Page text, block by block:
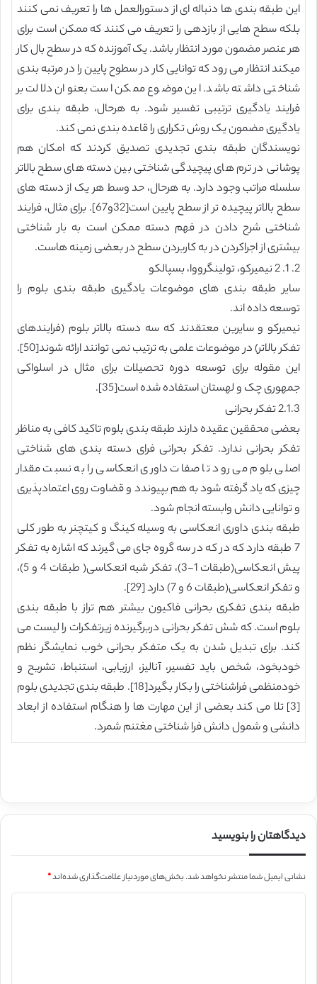
این طبقه بندی ها دنباله ای از دستورالعمل ها را تعریف نمی کنند
بلکه سطح هایی از بازدهی را تعریف می کنند که ممکن است برای
هر عنصر مضمون مورد انتظار باشد. یک آموزنده که در سطح بال کار
میکند انتظار می رود که توانایی کار در سطوح پایین را در مرتبه بندی
شناختی داشته باشد. این موضوع ممکن است بعنوان دلالت بر
فرایند یادگیری ترتیبی تفسیر شود. به هرحال، طبقه بندی برای
یادگیری مضمون یک روش تکراری را قاعده بندی نمی کند.
نویسندگان طبقه بندی تجدیدی تصدیق کردند که امکان هم
پوشانی در ترم های پیچیدگی شناختی بین دسته های سطح بالاتر
سلسله مراتب وجود دارد. به هرحال، حد وسط هر یک از دسته های
سطح بالاتر پیچیده تر از سطح پایین است[32و67]. برای مثال، فرایند
شناختی شرح دادن در فهم دسته ممکن است به بار شناختی
بیشتری از اجراکردن در به کاربردن سطح در بعضی زمینه هاست.
2. 1. 2 نیمیرکو، تولینگرووا، بسپالکو
سایر طبقه بندی های موضوعات یادگیری طبقه بندی بلوم را
توسعه داده اند.
نیمیرکو و سایرین معتقدند که سه دسته بالاتر بلوم (فرایندهای
تفکر بالاتر) در موضوعات علمی به ترتیب نمی توانند ارائه شوند[50].
این مقوله برای توسعه دوره تحصیلات برای مثال در اسلواکی
جمهوری چک و لهستان استفاده شده است[35].
2.1.3 تفکر بحرانی
بعضی محققین عقیده دارند طبقه بندی بلوم تاکید کافی به مناظر
تفکر بحرانی ندارد. تفکر بحرانی فرای دسته بندی های شناختی
اصلی بلوم می رود تا صفات داوری انعکاسی را به نسبت مقدار
چیزی که یاد گرفته شود به هم بپیوندد و قضاوت روی اعتمادپذیری
و توانایی دانش وابسته انجام شود.
طبقه بندی داوری انعکاسی به وسیله کینگ و کیتچنر به طور کلی
7 طبقه دارد که در که در سه گروه جای می گیرند که اشاره به تفکر
پیش انعکاسی(طبقات 1-3)، تفکر شبه انعکاسی( طبقات 4 و 5)،
و تفکر انعکاسی(طبقات 6 و 7) دارد [29].
طبقه بندی تفکری بحرانی فاکیون بیشتر هم تراز با طبقه بندی
بلوم است. که شش تفکر بحرانی دربرگیرنده زیرتفکرات را لیست می
کند. برای تبدیل شدن به یک متفکر بحرانی خوب نمایشگر نظم
خودبخود، شخص باید تفسیر، آنالیز، ارزیابی، استنباط، تشریح و
خودمنظمی فراشناختی را بکار بگیرد[18]. طبقه بندی تجدیدی بلوم
[3] تلا می کند بعضی از این مهارت ها را هنگام استفاده از ابعاد
دانشی و شمول دانش فرا شناختی مغتنم شمرد.
دیدگاهتان را بنویسید
نشانی ایمیل شما منتشر نخواهد شد.بخش‌های موردنیاز علامت‌گذاری شده‌اند*